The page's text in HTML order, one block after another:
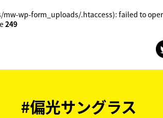
wp-form_uploads/.htaccess): failed to
249
#偏光サングラス